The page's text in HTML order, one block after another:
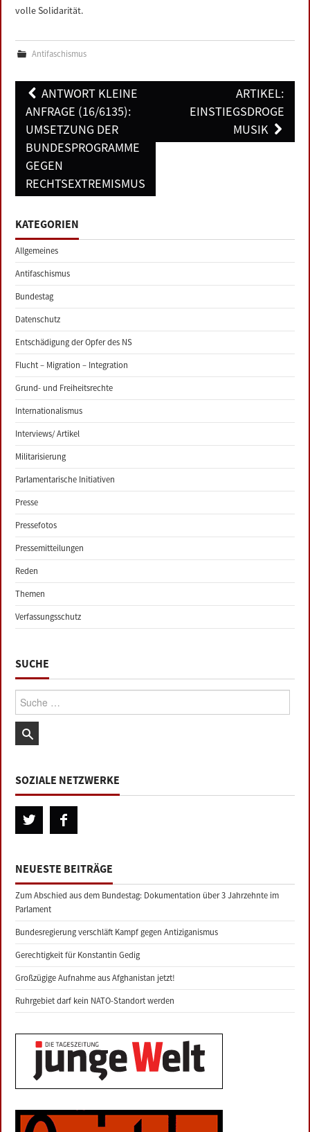
volle Solidarität.
Antifaschismus
Post
navigation
ANTWORT KLEINE
ANFRAGE (16/6135):
UMSETZUNG DER
BUNDESPROGRAMME
GEGEN
RECHTSEXTREMISMUS
ARTIKEL:
EINSTIEGSDROGE
MUSIK
KATEGORIEN
Allgemeines
Antifaschismus
Bundestag
Datenschutz
Entschädigung der Opfer des NS
Flucht – Migration – Integration
Grund- und Freiheitsrechte
Internationalismus
Interviews/ Artikel
Militarisierung
Parlamentarische Initiativen
Presse
Pressefotos
Pressemitteilungen
Reden
Themen
Verfassungsschutz
SUCHE
Suche:
SOZIALE NETZWERKE
NEUESTE BEITRÄGE
Zum Abschied aus dem Bundestag: Dokumentation über 3 Jahrzehnte im
Parlament
Bundesregierung verschläft Kampf gegen Antiziganismus
Gerechtigkeit für Konstantin Gedig
Großzügige Aufnahme aus Afghanistan jetzt!
Ruhrgebiet darf kein NATO-Standort werden